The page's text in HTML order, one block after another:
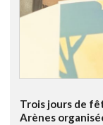
Trois jours de
Arènes